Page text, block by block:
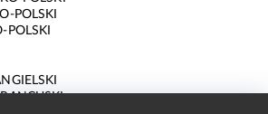
POLSKI
POLSKI